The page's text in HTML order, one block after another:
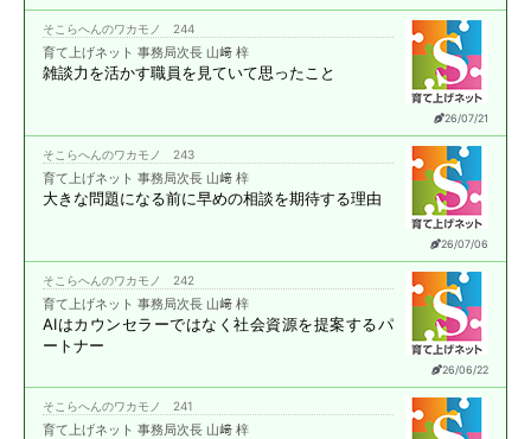
26/07/21
そこらへんのワカモノ 244
育て上げネット 事務局次長 山﨑 梓
雑談力を活かす職員を見ていて思ったこと
26/07/06
そこらへんのワカモノ 243
育て上げネット 事務局次長 山﨑 梓
大きな問題になる前に早めの相談を期待する理由
26/06/22
そこらへんのワカモノ 242
育て上げネット 事務局次長 山﨑 梓
AIはカウンセラーではなく社会資源を提案するパ
ートナー
そこらへんのワカモノ 241
育て上げネット 事務局次長 山﨑 梓